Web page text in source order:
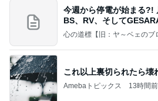
今週から停電が始まる?!
BS、RV、そして
心の道標【旧：ヤ～ベェのブ
これ以上裏切られたら壊
Amebaトピックス 13時間前